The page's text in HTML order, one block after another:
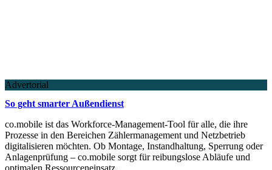
Advertorial
So geht smarter Außendienst
co.mobile ist das Workforce-Management-Tool für alle, die ihre
Prozesse in den Bereichen Zählermanagement und Netzbetrieb
digitalisieren möchten. Ob Montage, Instandhaltung, Sperrung oder
Anlagenprüfung – co.mobile sorgt für reibungslose Abläufe und
optimalen Ressourceneinsatz.